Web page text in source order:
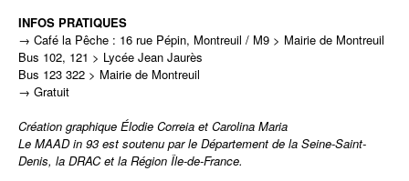
INFOS PRATIQUES
→ Café la Pêche : 16 rue Pépin, Montreuil / M9 > Mairie de Montreuil
Bus 102, 121 > Lycée Jean Jaurès
Bus 123 322 > Mairie de Montreuil
→ Gratuit
Création graphique Élodie Correia et Carolina Maria
Le MAAD in 93 est soutenu par le Département de la Seine-Saint-
Denis, la DRAC et la Région Île-de-France.